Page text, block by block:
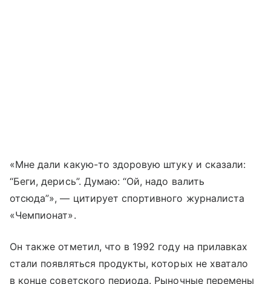
«Мне дали какую-то здоровую штуку и сказали:
“Беги, дерись”. Думаю: “Ой, надо валить
отсюда”», — цитирует спортивного журналиста
«Чемпионат».
Он также отметил, что в 1992 году на прилавках
стали появляться продукты, которых не хватало
в конце советского периода. Рыночные перемены